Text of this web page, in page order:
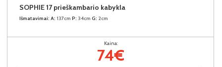
SOPHIE 17 prieškambario kabykla
Išmatavimai: A: 137cm P: 34cm G: 2cm
Kaina:
74€